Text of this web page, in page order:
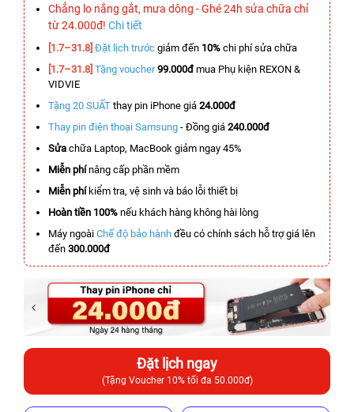
Chẳng lo nắng gắt, mưa dông - Ghé 24h sửa chữa chỉ
từ 24.000đ! Chi tiết
[1.7–31.8] Đặt lịch trước giảm đến 10% chi phí sửa chữa
[1.7–31.8] Tặng voucher 99.000đmua Phụ kiện REXON &
VIDVIE
Tặng 20 SUẤT thay pin iPhone giá 24.000đ
Thay pin điện thoại Samsung - Đồng giá 240.000đ
Sửa chữa Laptop, MacBook giảm ngay 45%
Miễn phínâng cấp phần mềm
Miễn phíkiểm tra, vệ sinh và báo lỗi thiết bị
Hoàn tiền 100% nếu khách hàng không hài lòng
Máy ngoài Chế độ bảo hành đều có chính sách hỗ trợ giá lên
đến 300.000đ
Đặt lịch ngay
(Tặng Voucher 10% tối đa 50.000đ)